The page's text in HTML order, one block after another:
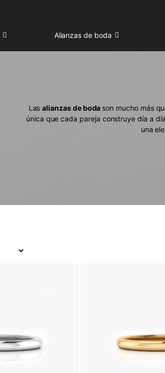
Alianzas de boda
Lasalianzas de boda son mucho más
única que cada pareja construye día a
una
especial. De estilos clásicos hasta
alternativa delicada y moderna. Por su
Creamos los anillos de casados que os